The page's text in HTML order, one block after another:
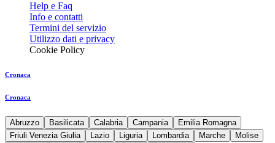
Help e Faq
Info e contatti
Termini del servizio
Utilizzo dati e privacy
Cookie Policy
Cronaca
Cronaca
Abruzzo Basilicata Calabria Campania
Emilia Romagna
Friuli Venezia Giulia
Lazio Liguria Lombardia Marche
Molise